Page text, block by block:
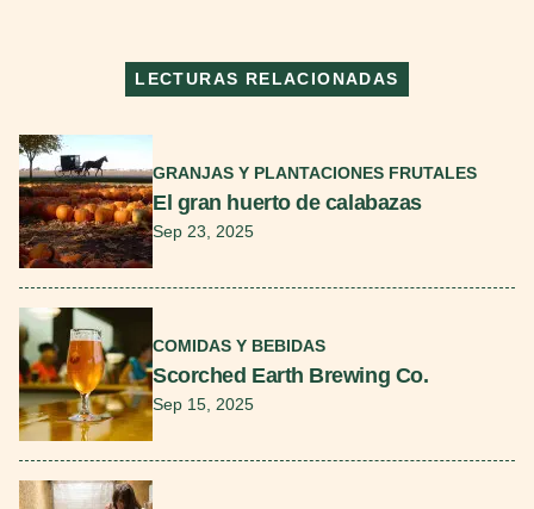
LECTURAS RELACIONADAS
GRANJAS Y PLANTACIONES FRUTALES
El gran huerto de calabazas
Sep 23, 2025
COMIDAS Y BEBIDAS
Scorched Earth Brewing Co.
Sep 15, 2025